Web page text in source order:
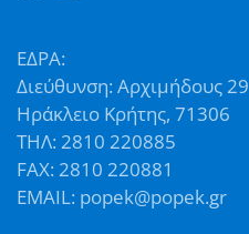
ΕΔΡΑ:
Διεύθυνση: Αρχιμήδους 29
Ηράκλειο Κρήτης, 71306
ΤΗΛ: 2810 220885
FAX: 2810 220881
EMAIL: popek@popek.gr